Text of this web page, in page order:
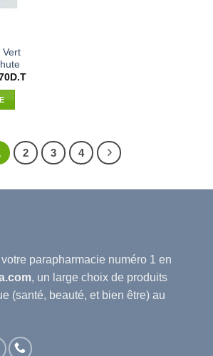
Vert
D.TLe
2 3 4
parapharmacie numéro 1 en
, un large choix de produits
(santé, beauté, et bien être) au